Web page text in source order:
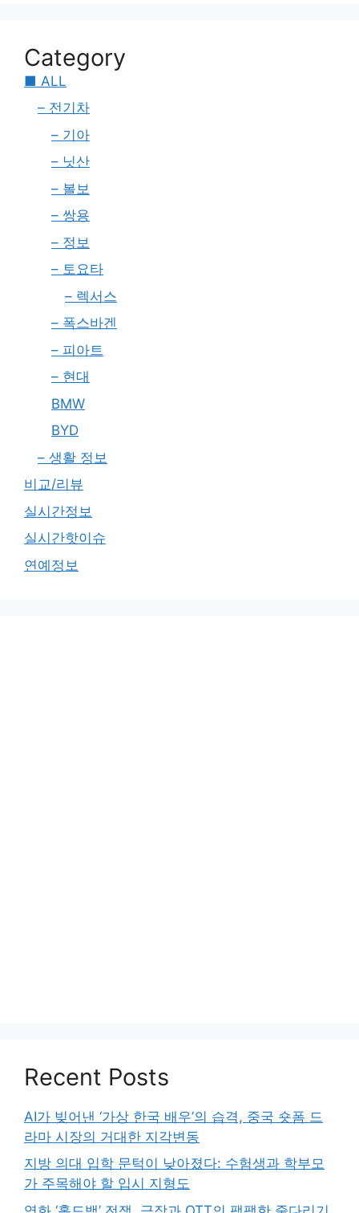
Category
■ ALL
– 전기차
– 기아
– 닛산
– 볼보
– 쌍용
– 정보
– 토요타
– 렉서스
– 폭스바겐
– 피아트
– 현대
BMW
BYD
– 생활 정보
비교/리뷰
실시간정보
실시간핫이슈
연예정보
Recent Posts
AI가 빚어낸 ‘가상 한국 배우’의 습격, 중국 숏폼 드
라마 시장의 거대한 지각변동
지방 의대 입학 문턱이 낮아졌다: 수험생과 학부모
가 주목해야 할 입시 지형도